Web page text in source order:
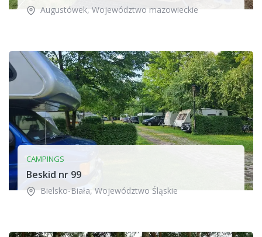
Augustówek,Województwo mazowieckie
CAMPINGS
Beskid nr 99
Bielsko-Biała, Województwo Śląskie